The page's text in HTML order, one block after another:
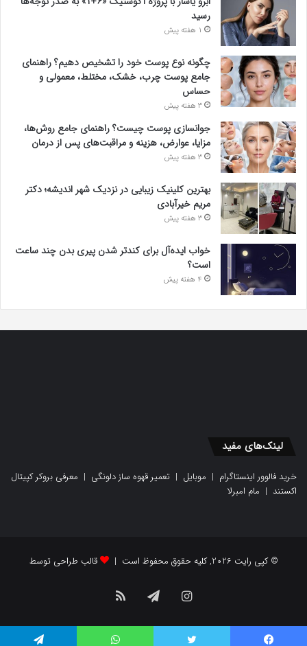
رسید
1 هفته پیش
چگونه نوع پوست خود را تشخیص دهیم؟ راهنمای
جامع پوست چرب، خشک، مختلط، معمولی و
حساس
3 هفته پیش
جوانسازی پوست چیست؟ راهنمای جامع روش‌ها،
مزایا، عوارض، هزینه و مراقبت‌های پس از درمان
3 هفته پیش
بهترین کلینیک زیبایی در نزدیک شهر اندیشه؛ دکتر
مریم خیرآبادی
3 هفته پیش
خواب ایده‌آل برای کندتر شدن پیری بدن چند ساعت
است؟
4 هفته پیش
لینک‌های مفید
خرید فالوور اینستاگرام | موبایل | تعمیر قهوه ساز دلونگی | معرفی بروکر کپیتال
اکستند | مام امبرلا
© کپی رایت 2026, کلیه حقوق محفوظ است | قالب طراحی توسط
اینستاگرامتلگرامخوراک